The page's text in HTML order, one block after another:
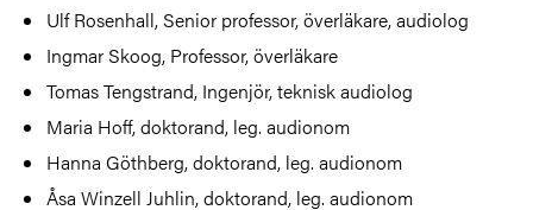
Ulf Rosenhall, Senior professor, överläkare, audiolog
Ingmar Skoog, Professor, överläkare
Tomas Tengstrand, Ingenjör, teknisk audiolog
Maria Hoff, doktorand, leg. audionom
Hanna Göthberg, doktorand, leg. audionom
Åsa Winzell Juhlin, doktorand, leg. audionom